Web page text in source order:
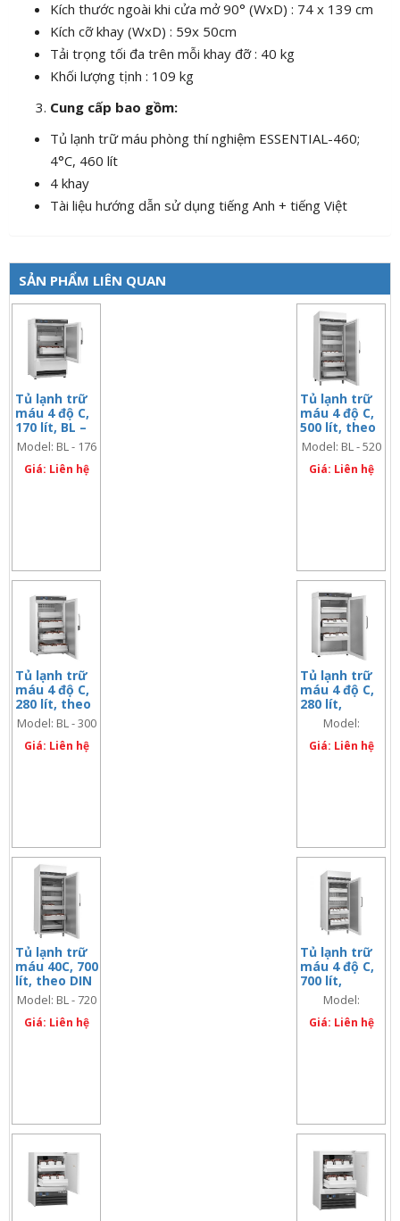
Kích thước ngoài khi cửa mở 90° (WxD) : 74 x 139 cm
Kích cỡ khay (WxD) : 59x 50cm
Tải trọng tối đa trên mỗi khay đỡ : 40 kg
Khối lượng tịnh : 109 kg
Cung cấp bao gồm:
Tủ lạnh trữ máu phòng thí nghiệm ESSENTIAL-460;
4°C, 460 lít
4 khay
Tài liệu hướng dẫn sử dụng tiếng Anh + tiếng Việt
SẢN PHẨM LIÊN QUAN
Tủ lạnh trữ
máu 4 độ C,
170 lít, BL –
176
Model: BL - 176
Giá: Liên hệ
Tủ lạnh trữ
máu 4 độ C,
500 lít, theo
DIN 58371
Model: BL - 520
Giá: Liên hệ
Tủ lạnh trữ
máu 4 độ C,
280 lít, theo
DIN 58371
Model: BL - 300
Giá: Liên hệ
Tủ lạnh trữ
máu 4 độ C,
280 lít,
ESSENTIAL-
Model:
ESSENTIAL-280
Giá: Liên hệ
Tủ lạnh trữ
máu 40C, 700
lít, theo DIN
58371
Model: BL - 720
Giá: Liên hệ
Tủ lạnh trữ
máu 4 độ C,
700 lít,
ESSENTIAL-
Model:
ESSENTIAL-700
Giá: Liên hệ